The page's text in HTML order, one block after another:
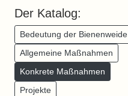
Der Katalog:
Bedeutung der Bienenweide
Allgemeine Maßnahmen
Konkrete Maßnahmen
Projekte